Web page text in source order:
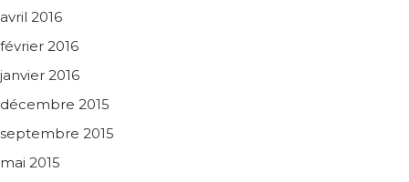
avril 2016
février 2016
janvier 2016
décembre 2015
septembre 2015
mai 2015